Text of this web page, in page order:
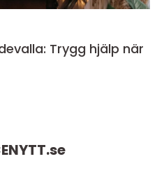
Trygg hjälp när
se